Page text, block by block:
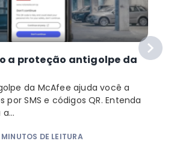
a proteção antigolpe da
da McAfee ajuda você a
SMS e códigos QR. Entenda
MINUTOS DE LEITURA